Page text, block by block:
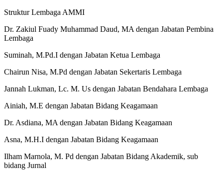
Struktur Lembaga AMMI
Dr. Zakiul Fuady Muhammad Daud, MA dengan Jabatan Pembina
Lembaga
Suminah, M.Pd.I dengan Jabatan Ketua Lembaga
Chairun Nisa, M.Pd dengan Jabatan Sekertaris Lembaga
Jannah Lukman, Lc. M. Us dengan Jabatan Bendahara Lembaga
Ainiah, M.E dengan Jabatan Bidang Keagamaan
Dr. Asdiana, MA dengan Jabatan Bidang Keagamaan
Asna, M.H.I dengan Jabatan Bidang Keagamaan
Ilham Marnola, M. Pd dengan Jabatan Bidang Akademik, sub
bidang Jurnal